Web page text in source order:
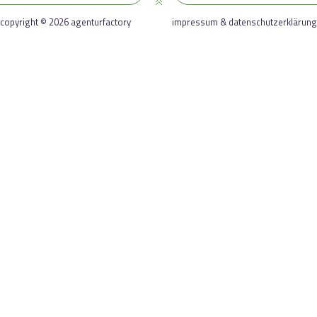
copyright © 2026 agenturfactory impressum & datenschutzerklärung